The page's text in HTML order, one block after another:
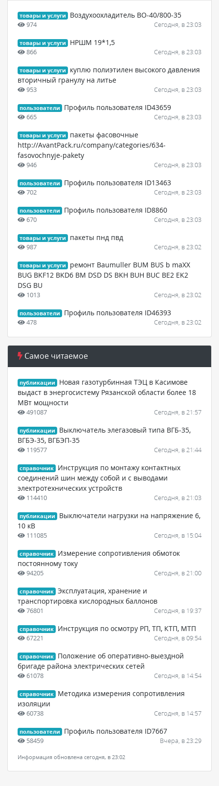
товары и услуги Воздухоохладитель ВО-40/800-35
974 Сегодня, в 23:03
товары и услуги НРШМ 19*1,5
866 Сегодня, в 23:03
товары и услуги
куплю полиэтилен высокого давления
вторичный гранулу на литье
953 Сегодня, в 23:03
пользователи Профиль пользователя ID43659
665 Сегодня, в 23:03
товары и услуги
пакеты фасовочные
http://AvantPack.ru/company/categories/634-
fasovochnyje-pakety
946 Сегодня, в 23:03
пользователи Профиль пользователя ID13463
702 Сегодня, в 23:03
пользователи Профиль пользователя ID8860
670 Сегодня, в 23:03
товары и услуги пакеты пнд пвд
987 Сегодня, в 23:02
товары и услуги
ремонт Baumuller BUM BUS b maXX
BUG BKF12 BKD6 BM DSD DS BKH BUH BUC BE2 EK2
DSG BU
1013 Сегодня, в 23:02
пользователи Профиль пользователя ID46393
478 Сегодня, в 23:02
Самое читаемое
публикации
Новая газотурбинная ТЭЦ в Касимове
выдаст в энергосистему Рязанской области более 18
МВт мощности
491087 Сегодня, в 21:57
публикации
Выключатель элегазовый типа ВГБ-35,
ВГБЭ-35, ВГБЭП-35
119577 Сегодня, в 21:44
справочник
Инструкция по монтажу контактных
соединений шин между собой и с выводами
электротехнических устройств
114410 Сегодня, в 21:03
публикации
Выключатели нагрузки на напряжение 6,
10 кВ
111085 Сегодня, в 15:04
справочник
Измерение сопротивления обмоток
постоянному току
94205 Сегодня, в 21:00
справочник Эксплуатация, хранение и
транспортировка кислородных баллонов
76801 Сегодня, в 19:37
справочник Инструкция по осмотру РП, ТП, КТП, МТП
67221 Сегодня, в 09:54
справочник
Положение об оперативно-выездной
бригаде района электрических сетей
61078 Сегодня, в 14:54
справочник
Методика измерения сопротивления
изоляции
60738 Сегодня, в 14:57
пользователи Профиль пользователя ID7667
58459 Вчера, в 23:29
Информация обновлена сегодня, в 23:02